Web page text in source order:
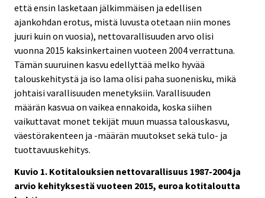
että ensin lasketaan jälkimmäisen ja edellisen
ajankohdan erotus, mistä luvusta otetaan niin mones
juuri kuin on vuosia), nettovarallisuuden arvo olisi
vuonna 2015 kaksinkertainen vuoteen 2004 verrattuna.
Tämän suuruinen kasvu edellyttää melko hyvää
talouskehitystä ja iso lama olisi paha suonenisku, mikä
johtaisi varallisuuden menetyksiin. Varallisuuden
määrän kasvua on vaikea ennakoida, koska siihen
vaikuttavat monet tekijät muun muassa talouskasvu,
väestörakenteen ja -määrän muutokset sekä tulo- ja
tuottavuuskehitys.
Kuvio 1. Kotitalouksien nettovarallisuus 1987-2004 ja
arvio kehityksestä vuoteen 2015, euroa kotitaloutta